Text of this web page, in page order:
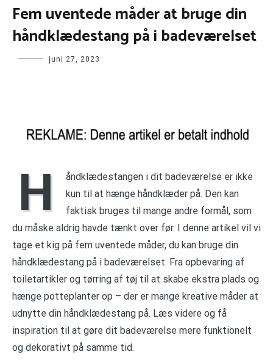
Fem uventede måder at bruge din
håndklædestang på i badeværelset
juni 27, 2023
H
åndklædestangen i dit badeværelse er ikke
kun til at hænge håndklæder på. Den kan
faktisk bruges til mange andre formål, som
du måske aldrig havde tænkt over før. I denne artikel vil vi
tage et kig på fem uventede måder, du kan bruge din
håndklædestang på i badeværelset. Fra opbevaring af
toiletartikler og tørring af tøj til at skabe ekstra plads og
hænge potteplanter op – der er mange kreative måder at
udnytte din håndklædestang på. Læs videre og få
inspiration til at gøre dit badeværelse mere funktionelt
og dekorativt på samme tid.